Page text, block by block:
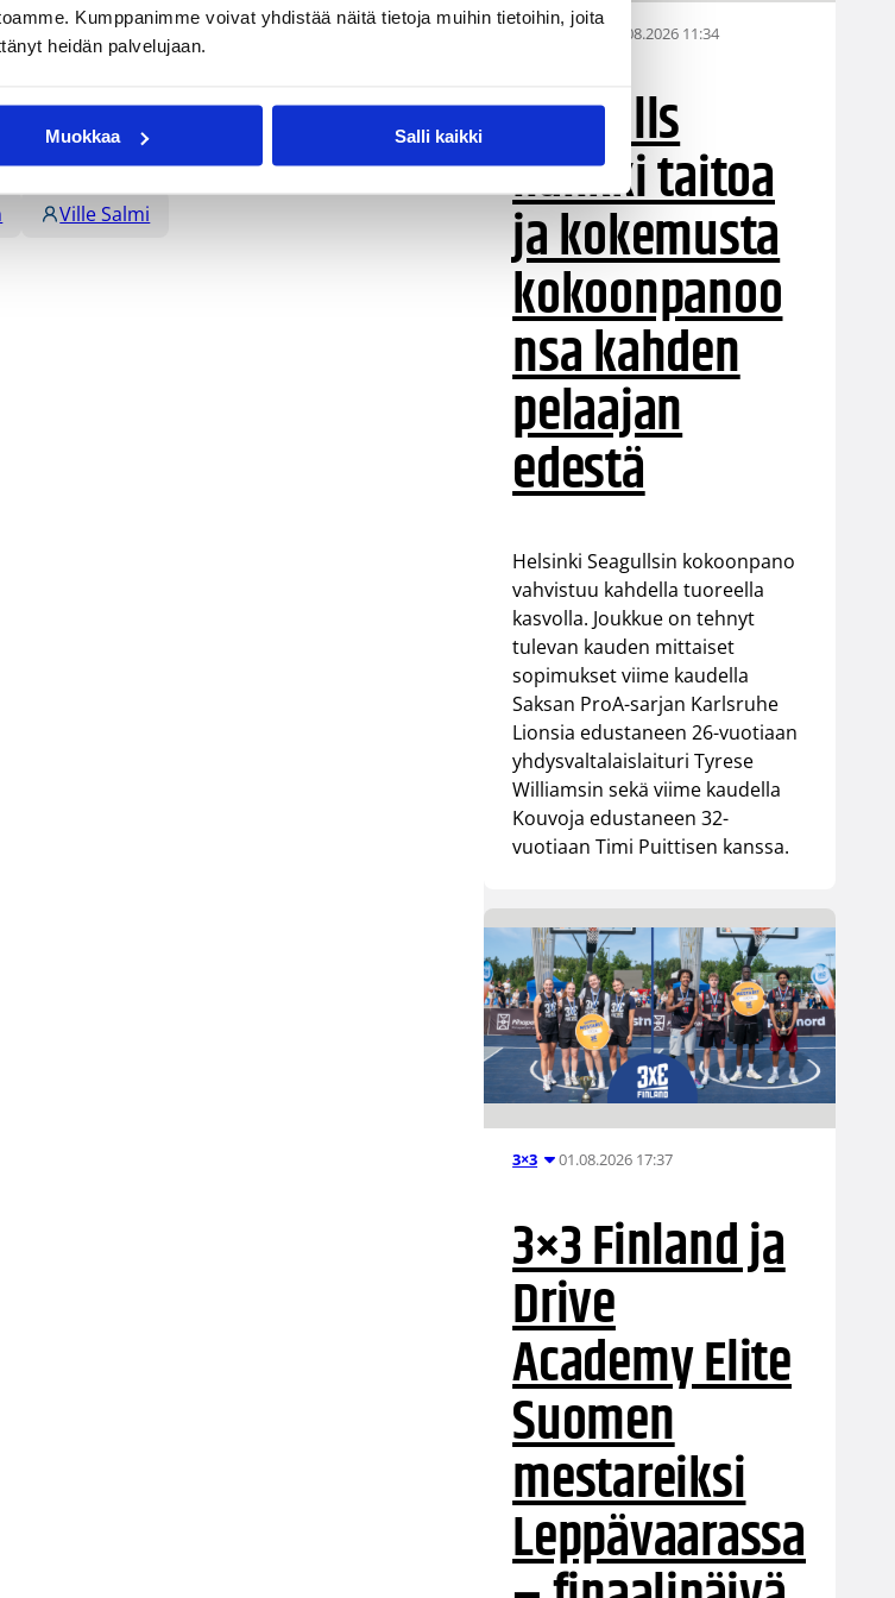
Kumppanimme voivat yhdistää näitä tietoja muihin tietoihin, joita
heidän palvelujaan.
Muokkaa Salli kaikki
Lammi
Sami Himberg
Ville Salmi
Korisliiga 05.08.2026 11:34
Seagulls
hankki taitoa
ja kokemusta
kokoonpanoo
nsa kahden
pelaajan
edestä
Helsinki Seagullsin kokoonpano
vahvistuu kahdella tuoreella
kasvolla. Joukkue on tehnyt
tulevan kauden mittaiset
sopimukset viime kaudella
Saksan ProA-sarjan Karlsruhe
Lionsia edustaneen 26-vuotiaan
yhdysvaltalaislaituri Tyrese
Williamsin sekä viime kaudella
Kouvoja edustaneen 32-
vuotiaan Timi Puittisen kanssa.
3×3 01.08.2026 17:37
3×3 Finland ja
Drive
Academy Elite
Suomen
mestareiksi
Leppävaarassa